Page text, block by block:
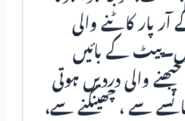
پار کاٹنے والی
کے بائیں
والی دردیں ہوتی
سے ، چھینکنے سے،